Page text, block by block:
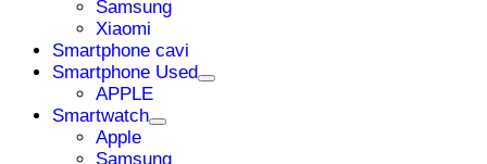
Samsung
Xiaomi
Smartphone cavi
Smartphone Used
APPLE
Smartwatch
Apple
Samsung